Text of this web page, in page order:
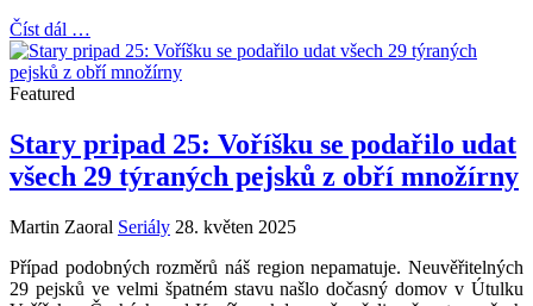
Číst dál …
Featured
Stary pripad 25: Voříšku se podařilo udat
všech 29 týraných pejsků z obří množírny
Martin Zaoral Seriály 28. květen 2025
Případ podobných rozměrů náš region nepamatuje. Neuvěřitelných
29 pejsků ve velmi špatném stavu našlo dočasný domov v Útulku